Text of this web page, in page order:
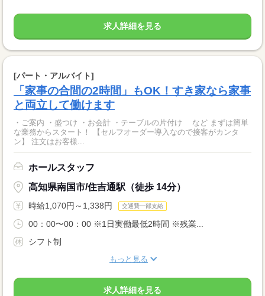
求人詳細を見る
[パート・アルバイト]
「家事の合間の2時間」もOK！すき家なら家事
と両立して働けます
・ご案内 ・盛つけ ・お会計 ・テーブルの片付け など まずは簡単
な業務からスタート！ 【セルフオーダー導入なので接客がカンタ
ン】 注文はお客様...
ホールスタッフ
高知県南国市/住吉通駅（徒歩 14分）
時給1,070円～1,338円 交通費一部支給
00：00〜00：00 ※1日実働最低2時間 ※残業...
シフト制
もっと見る
求人詳細を見る